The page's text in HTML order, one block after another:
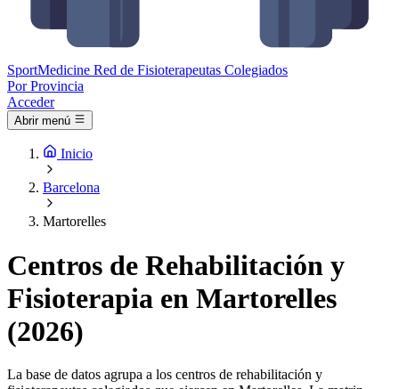
SportMedicine Red de Fisioterapeutas Colegiados
Por Provincia
Acceder
Abrir menú
Inicio
Barcelona
Martorelles
Centros de Rehabilitación y
Fisioterapia en Martorelles
(2026)
La base de datos agrupa a los centros de rehabilitación y